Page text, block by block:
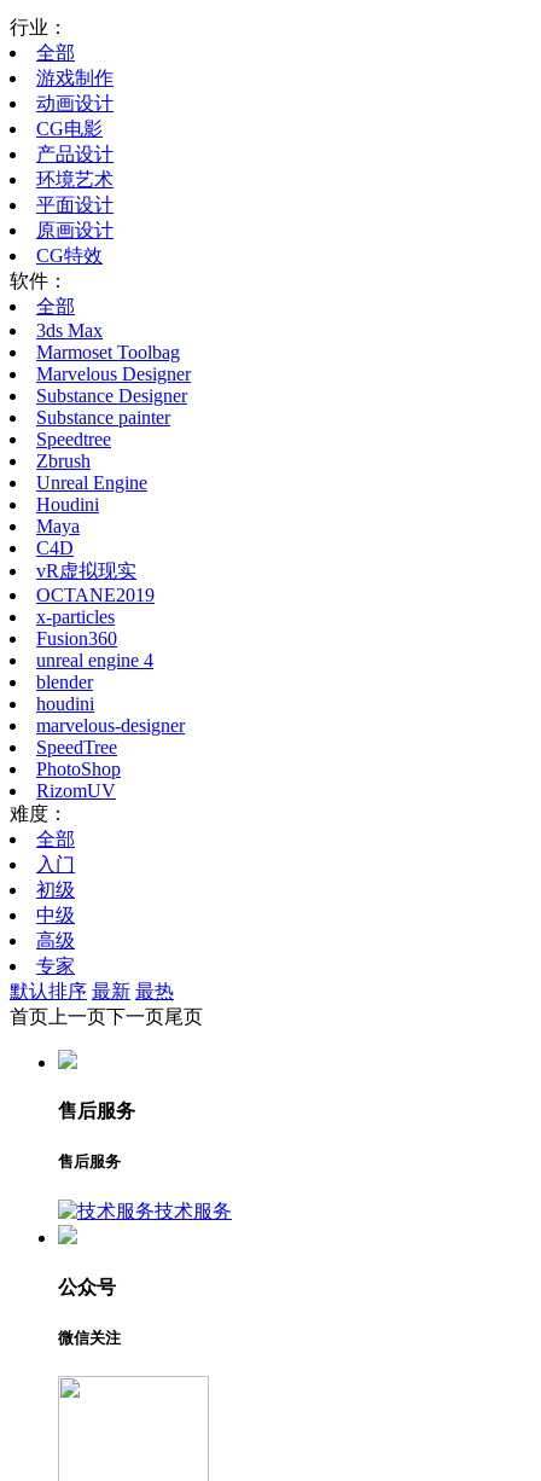
行业：
全部
游戏制作
动画设计
CG电影
产品设计
环境艺术
平面设计
原画设计
CG特效
软件：
全部
3ds Max
Marmoset Toolbag
Marvelous Designer
Substance Designer
Substance painter
Speedtree
Zbrush
Unreal Engine
Houdini
Maya
C4D
vR虚拟现实
OCTANE2019
x-particles
Fusion360
unreal engine 4
blender
houdini
marvelous-designer
SpeedTree
PhotoShop
RizomUV
难度：
全部
入门
初级
中级
高级
专家
默认排序 最新 最热
首页 上一页下一页尾页
售后服务
售后服务
技术服务
公众号
微信关注